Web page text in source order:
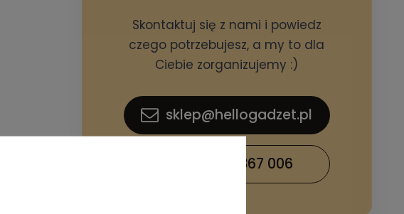
Skontaktuj się z nami i powiedz
czego potrzebujesz, a my to dla
Ciebie zorganizujemy :)
sklep@hellogadzet.pl
+48 733 367 006